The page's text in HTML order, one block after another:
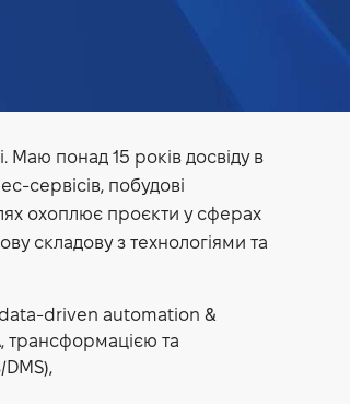
Маю понад 15 років досвіду в
сервісів, побудові
охоплює проєкти у сферах
складову з технологіями та
data-driven automation &
трансформацією та